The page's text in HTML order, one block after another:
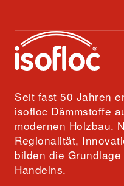
Seit fast 50 Jahren
isofloc Dämmstoffe
modernen Holzbau.
Regionalität,
bilden die
Handelns.